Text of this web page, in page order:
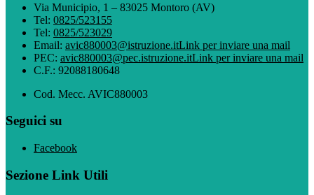
Via Municipio, 1 – 83025 Montoro (AV)
Tel: 0825/523155
Tel: 0825/523029
Email: avic880003@istruzione.itLink per inviare una mail
PEC: avic880003@pec.istruzione.itLink per inviare una mail
C.F.: 92088180648
Cod. Mecc. AVIC880003
Seguici su
Facebook
Sezione Link Utili